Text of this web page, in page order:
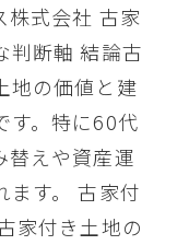
株式会社 古家
判断軸 結論古
地の価値と建
す。特に60代
替えや資産運
ます。 古家付
家付き土地の